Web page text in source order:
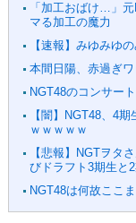
「加工おばけ…」
マる加工の魔力
【速報】みゆみゆ
本間日陽、赤過ぎワ
NGT48のコンサー
【闇】NGT48、4
ｗｗｗｗｗ
【悲報】NGTヲタ
びドラフト3期生と
NGT48は何故ここ